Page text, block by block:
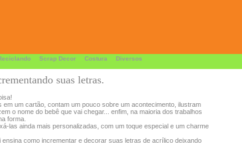
Scrap Decor Costura Diversos
suas letras.
em um cartão, contam um pouco sobre um acontecimento, ilustram
o nome do bebê que vai chegar... enfim, na maioria dos trabalhos
forma.
las ainda mais personalizadas, com um toque especial e um charme
ensina como incrementar e decorar suas letras de acrílico deixando